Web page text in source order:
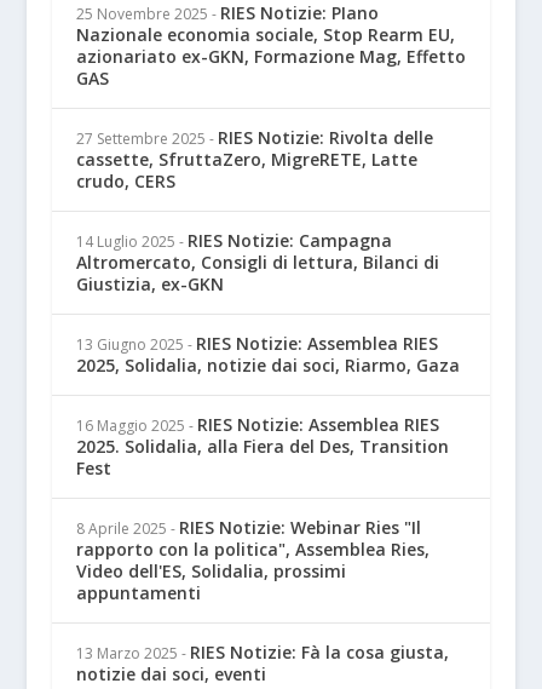
25 Novembre 2025 - RIES Notizie: PIano
Nazionale economia sociale, Stop Rearm EU,
azionariato ex-GKN, Formazione Mag, Effetto
GAS
27 Settembre 2025 - RIES Notizie: Rivolta delle
cassette, SfruttaZero, MigreRETE, Latte
crudo, CERS
14 Luglio 2025 - RIES Notizie: Campagna
Altromercato, Consigli di lettura, Bilanci di
Giustizia, ex-GKN
13 Giugno 2025 - RIES Notizie: Assemblea RIES
2025, Solidalia, notizie dai soci, Riarmo, Gaza
16 Maggio 2025 - RIES Notizie: Assemblea RIES
2025. Solidalia, alla Fiera del Des, Transition
Fest
8 Aprile 2025 - RIES Notizie: Webinar Ries "Il
rapporto con la politica", Assemblea Ries,
Video dell'ES, Solidalia, prossimi
appuntamenti
13 Marzo 2025 - RIES Notizie: Fà la cosa giusta,
notizie dai soci, eventi